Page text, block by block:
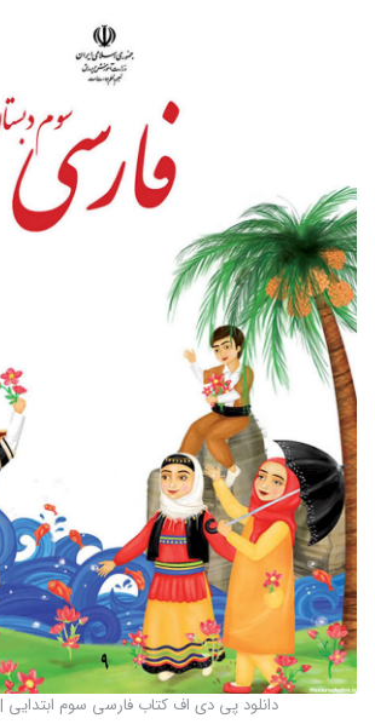
دانلود پی دی اف کتاب فارسی سوم ابتدایی | 20تدریس